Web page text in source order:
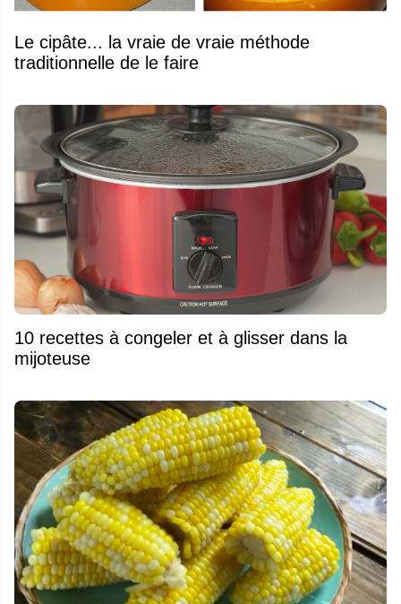
Le cipâte... la vraie de vraie méthode
traditionnelle de le faire
10 recettes à congeler et à glisser dans la
mijoteuse